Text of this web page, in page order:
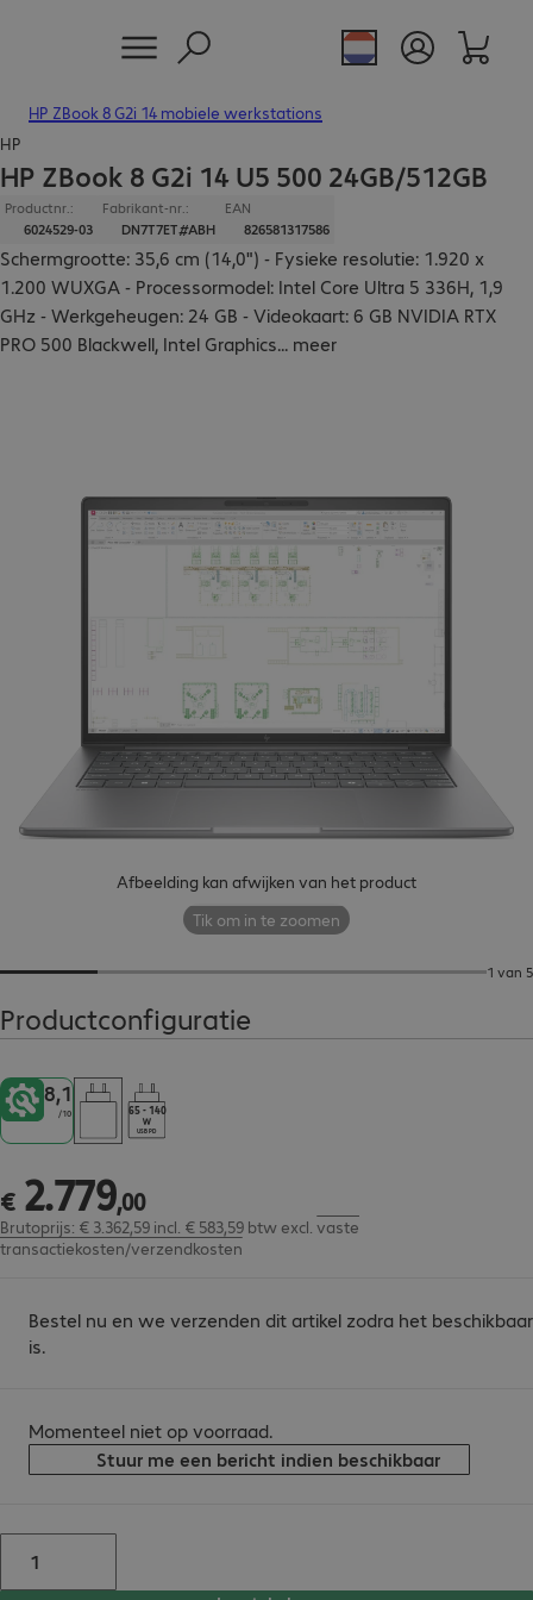
HP ZBook 8 G2i 14 mobiele werkstations
Afbeelding kan afwijken van het product
Tik om in te zoomen
1 van 5
HP
HP ZBook 8 G2i 14 U5 500 24GB/512GB
Productnr.:
6024529-03
Fabrikant-nr.:
DN7T7ET#ABH
EAN
826581317586
Schermgrootte: 35,6 cm (14,0") - Fysieke resolutie: 1.920 x
1.200 WUXGA - Processormodel: Intel Core Ultra 5 336H, 1,9
GHz - Werkgeheugen: 24 GB - Videokaart: 6 GB NVIDIA RTX
PRO 500 Blackwell, Intel Graphics... meer
Productconfiguratie
8,1
/10 65 - 140
USB PD
€ 2.779,00
€ 2.779,00
Brutoprijs: € 3.362,59 incl. € 583,59 btw excl. vaste
transactiekosten/verzendkosten
Bestel nu en we verzenden dit artikel zodra het beschikbaar
is.
Momenteel niet op voorraad.
Stuur me een bericht indien beschikbaar